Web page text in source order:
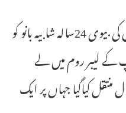
مارچ4کی ابتدائی ساعتوں میں‘ اس کی بیوی 24سالہ شابیہ بانو کو
کے لیبر روم میں لے
منتقل کیاگیا جہاں پر ایک